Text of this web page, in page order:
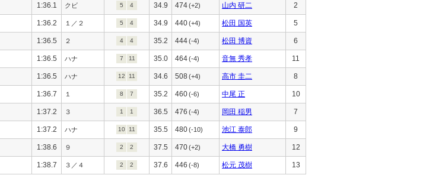
1:36.1 クビ 5 4 34.9 474(+2) 山内 研二 2
1:36.2 １／２ 5 4 34.9 440(+4) 松田 国英 5
1:36.5 ２ 4 4 35.2 444(-4) 松田 博資 6
1:36.5 ハナ 7 11 35.0 464(-4) 音無 秀孝 11
1:36.5 ハナ 12 11 34.6 508 (+4) 高市 圭二 8
1:36.7 １ 8 7 35.2 460(-6) 中尾 正 10
1:37.2 ３ 1 1 36.5 476 (-4) 岡田 稲男 7
1:37.2 ハナ 10 11 35.5 480(-10) 池江 泰郎 9
1:38.6 ９ 2 2 37.5 470(+2) 大橋 勇樹 12
1:38.7 ３／４ 2 2 37.6 446 (-8) 松元 茂樹 13